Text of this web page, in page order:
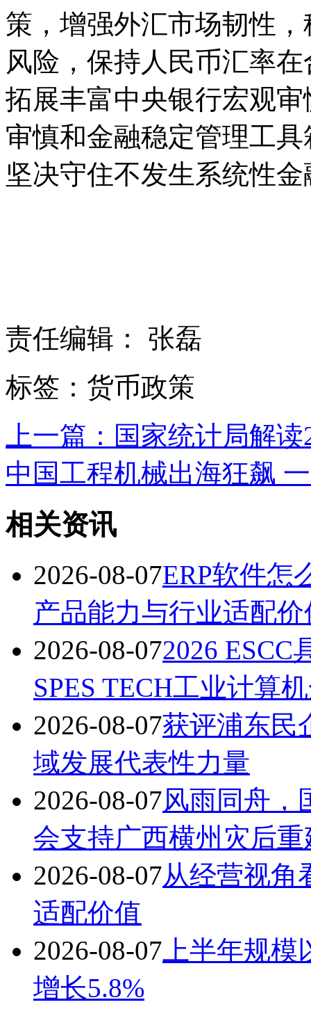
策，增强外汇市场韧性
风险，保持人民币汇率
拓展丰富中央银行宏观
审慎和金融稳定管理工
坚决守住不发生系统性
责任编辑： 张磊
标签：货币政策
上一篇：国家统计局解
中国工程机械出海狂飙
相关资讯
2026-08-07ERP软件怎
产品能力与行业适配价
2026-08-072026
SPES TECH工业计算
2026-08-07获评浦东民
域发展代表性力量
2026-08-07风雨同舟，
会支持广西横州灾后重
2026-08-07从经营视角
适配价值
2026-08-07 上半年规
增长5.8%